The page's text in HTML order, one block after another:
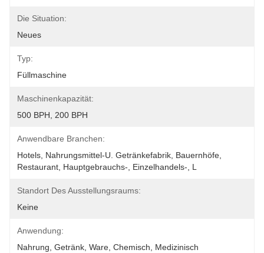
Die Situation:
Neues
Typ:
Füllmaschine
Maschinenkapazität:
500 BPH, 200 BPH
Anwendbare Branchen:
Hotels, Nahrungsmittel-U. Getränkefabrik, Bauernhöfe,
Restaurant, Hauptgebrauchs-, Einzelhandels-, L
Standort Des Ausstellungsraums:
Keine
Anwendung:
Nahrung, Getränk, Ware, Chemisch, Medizinisch